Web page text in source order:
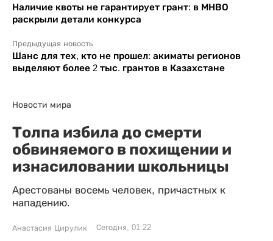
Наличие квоты не гарантирует грант: в МНВО
раскрыли детали конкурса
Предыдущая новость
Шанс для тех, кто не прошел: акиматы регионов
выделяют более 2 тыс. грантов в Казахстане
Новости мира
Толпа избила до смерти
обвиняемого в похищении и
изнасиловании школьницы
Арестованы восемь человек, причастных к
нападению.
Анастасия Цирулик Сегодня, 01:22